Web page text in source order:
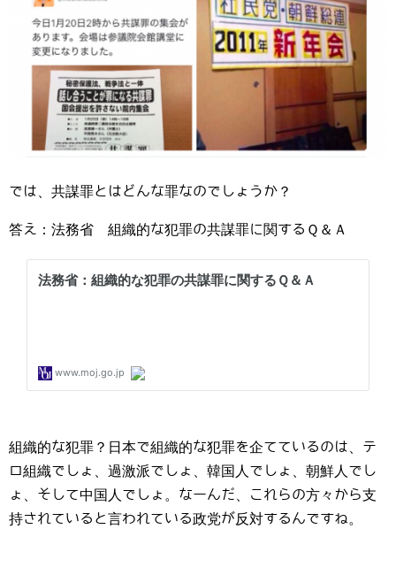
では、共謀罪とはどんな罪なのでしょうか？
答え：法務省 組織的な犯罪の共謀罪に関するＱ＆Ａ
組織的な犯罪？日本で組織的な犯罪を企てているのは、テ
ロ組織でしょ、過激派でしょ、韓国人でしょ、朝鮮人でし
ょ、そして中国人でしょ。なーんだ、これらの方々から支
持されていると言われている政党が反対するんですね。